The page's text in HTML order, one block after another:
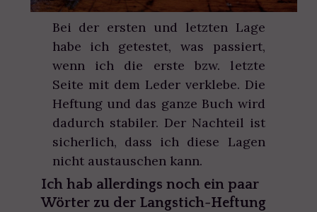
Bei der ersten und letzten Lage
habe ich getestet, was passiert,
wenn ich die erste bzw. letzte
Seite mit dem Leder verklebe. Die
Heftung und das ganze Buch wird
dadurch stabiler. Der Nachteil ist
sicherlich, dass ich diese Lagen
nicht austauschen kann.
Ich hab allerdings noch ein paar
Wörter zu der Langstich-Heftung